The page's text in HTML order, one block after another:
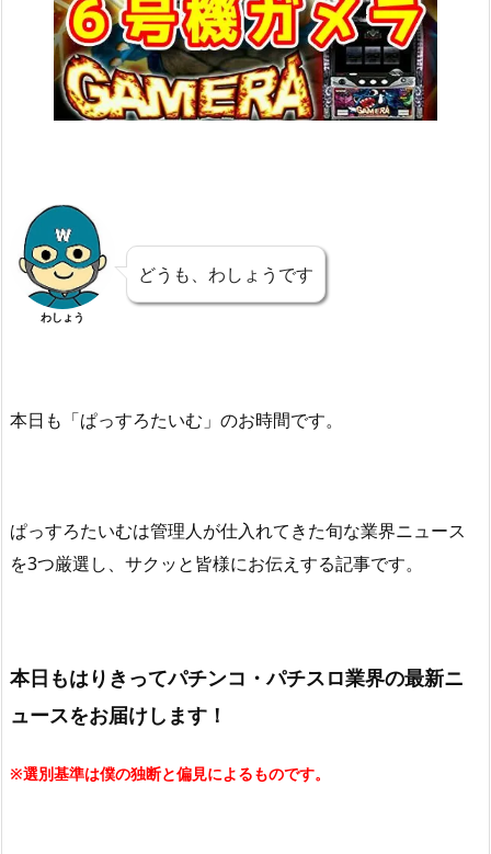
わしょう
どうも、わしょうです
本日も「ぱっすろたいむ」 のお時間です。
ぱっすろたいむは管理人が仕入れてきた旬な業界ニュース
を3つ厳選し、サクッと皆様にお伝えする記事です。
本日もはりきってパチンコ・パチスロ業界の最新ニ
ュースをお届けします！
※選別基準は僕の独断と偏見によるものです。